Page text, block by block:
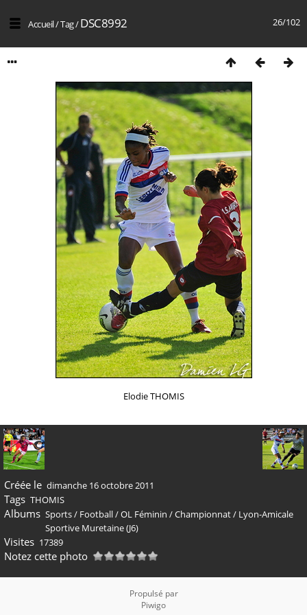
26/102
Accueil/Tag/DSC8992
Elodie THOMIS
Créée le dimanche 16 octobre 2011
Tags THOMIS
Albums Sports/ Football/OL Féminin /Championnat/ Lyon-Amicale
Sportive Muretaine (J6)
Visites 17389
Notez cette photo
Propulsé par
Piwigo